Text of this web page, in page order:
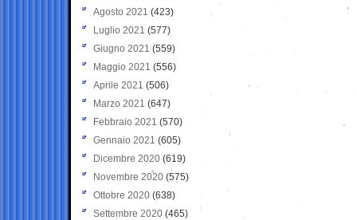
Agosto 2021 (423)
Luglio 2021 (577)
Giugno 2021(559)
Maggio 2021 (556)
Aprile 2021 (506)
Marzo 2021 (647)
Febbraio 2021 (570)
Gennaio 2021 (605)
Dicembre 2020 (619)
Novembre 2020 (575)
Ottobre 2020 (638)
Settembre 2020(465)